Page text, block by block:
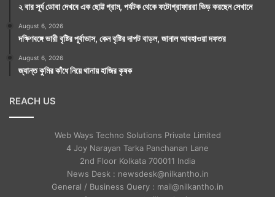
২ বার সূর্য ডোবা দেখবে এক ছোট্ট গ্রাম, পর্যটক থেকে ফটোগ্রাফাররা ভিড় করছেন সেখানে
August 6, 2026
দক্ষিণবঙ্গে ভারী বৃষ্টির পূর্বাভাস, কেন বৃষ্টির দাপট বাড়ল, জানাল আবহাওয়া দফতর
August 6, 2026
জ্যান্ত কুমির কাঁধে নিয়ে থানায় হাজির কৃষক
REACH US
Web Ways Techno Solutions Private Limited
4 Joy Narayan Tarka Panchanan Lane
2nd Floor Kolkata 700011 India
News Desk : newsdesk@nilkantho.in
General / Business Query : mail@nilkantho.in